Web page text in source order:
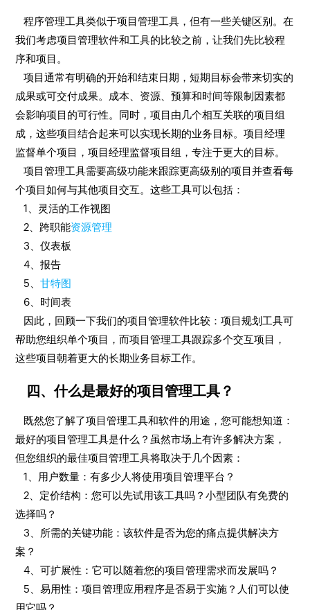
程序管理工具类似于项目管理工具，但有一些关键区别。在
我们考虑项目管理软件和工具的比较之前，让我们先比较程
序和项目。
项目通常有明确的开始和结束日期，短期目标会带来切实的
成果或可交付成果。成本、资源、预算和时间等限制因素都
会影响项目的可行性。同时，项目由几个相互关联的项目组
成，这些项目结合起来可以实现长期的业务目标。项目经理
监督单个项目，项目经理监督项目组，专注于更大的目标。
项目管理工具需要高级功能来跟踪更高级别的项目并查看每
个项目如何与其他项目交互。这些工具可以包括：
1、灵活的工作视图
2、跨职能资源管理
3、仪表板
4、报告
5、甘特图
6、时间表
因此，回顾一下我们的项目管理软件比较：项目规划工具可
帮助您组织单个项目，而项目管理工具跟踪多个交互项目，
这些项目朝着更大的长期业务目标工作。
四、什么是最好的项目管理工具？
既然您了解了项目管理工具和软件的用途，您可能想知道：
最好的项目管理工具是什么？虽然市场上有许多解决方案，
但您组织的最佳项目管理工具将取决于几个因素：
1、用户数量：有多少人将使用项目管理平台？
2、定价结构：您可以先试用该工具吗？小型团队有免费的
选择吗？
3、所需的关键功能：该软件是否为您的痛点提供解决方
案？
4、可扩展性：它可以随着您的项目管理需求而发展吗？
5、易用性：项目管理应用程序是否易于实施？人们可以使
用它吗？